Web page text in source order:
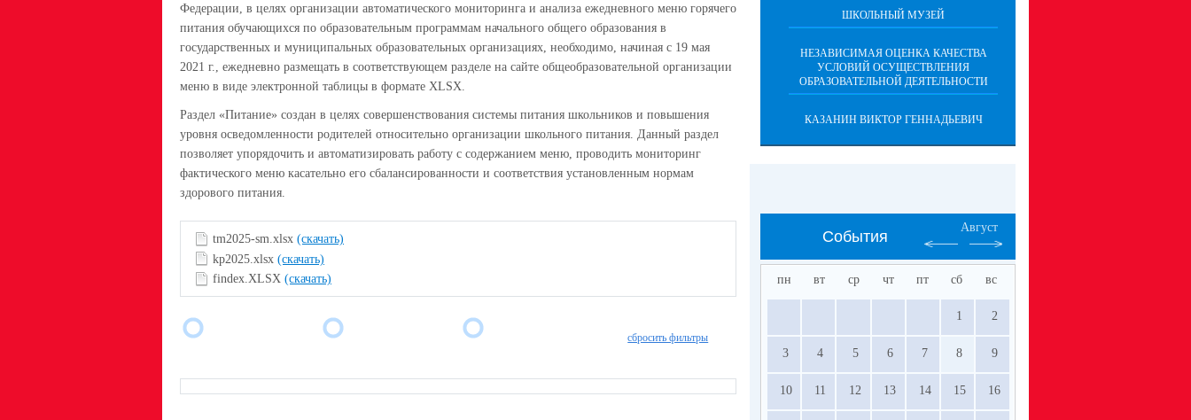
Федерации, в целях организации автоматического мониторинга и анализа ежедневного меню горячего
питания обучающихся по образовательным программам начального общего образования в
государственных и муниципальных образовательных организациях, необходимо, начиная с 19 мая
2021 г., ежедневно размещать в соответствующем разделе на сайте общеобразовательной организации
меню в виде электронной таблицы в формате XLSX.
Раздел «Питание» создан в целях совершенствования системы питания школьников и повышения
уровня осведомленности родителей относительно организации школьного питания. Данный раздел
позволяет упорядочить и автоматизировать работу с содержанием меню, проводить мониторинг
фактического меню касательно его сбалансированности и соответствия установленным нормам
здорового питания.
tm2025-sm.xlsx (скачать)
kp2025.xlsx (скачать)
findex.XLSX (скачать)
сбросить фильтры
ШКОЛЬНЫЙ МУЗЕЙ
НЕЗАВИСИМАЯ ОЦЕНКА КАЧЕСТВА
УСЛОВИЙ ОСУЩЕСТВЛЕНИЯ
ОБРАЗОВАТЕЛЬНОЙ ДЕЯТЕЛЬНОСТИ
КАЗАНИН ВИКТОР ГЕННАДЬЕВИЧ
События
Август
пн вт ср чт пт сб вс
1 2
3 4 5 6 7 8 9
10 11 12 13 14 15 16